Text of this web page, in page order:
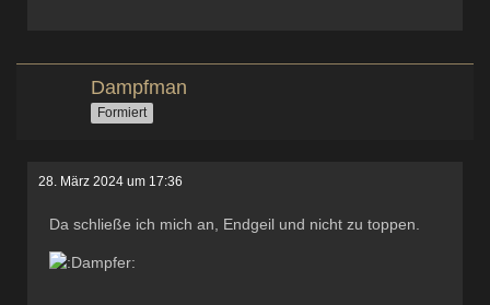
Dampfman
Formiert
28. März 2024 um 17:36
Da schließe ich mich an, Endgeil und nicht zu toppen.